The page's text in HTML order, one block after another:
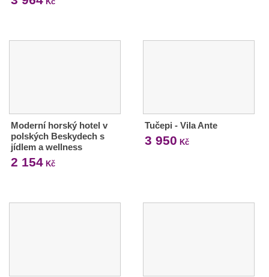
Moderní horský hotel v
polských Beskydech s
jídlem a wellness
2 154 Kč
Tučepi - Vila Ante
3 950 Kč